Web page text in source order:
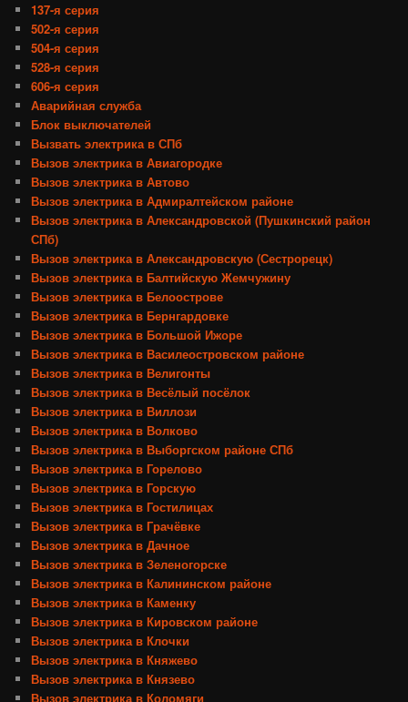
137-я серия
502-я серия
504-я серия
528-я серия
606-я серия
Аварийная служба
Блок выключателей
Вызвать электрика в СПб
Вызов электрика в Авиагородке
Вызов электрика в Автово
Вызов электрика в Адмиралтейском районе
Вызов электрика в Александровской (Пушкинский район
СПб)
Вызов электрика в Александровскую (Сестрорецк)
Вызов электрика в Балтийскую Жемчужину
Вызов электрика в Белоострове
Вызов электрика в Бернгардовке
Вызов электрика в Большой Ижоре
Вызов электрика в Василеостровском районе
Вызов электрика в Велигонты
Вызов электрика в Весёлый посёлок
Вызов электрика в Виллози
Вызов электрика в Волково
Вызов электрика в Выборгском районе СПб
Вызов электрика в Горелово
Вызов электрика в Горскую
Вызов электрика в Гостилицах
Вызов электрика в Грачёвке
Вызов электрика в Дачное
Вызов электрика в Зеленогорске
Вызов электрика в Калининском районе
Вызов электрика в Каменку
Вызов электрика в Кировском районе
Вызов электрика в Клочки
Вызов электрика в Княжево
Вызов электрика в Князево
Вызов электрика в Коломяги